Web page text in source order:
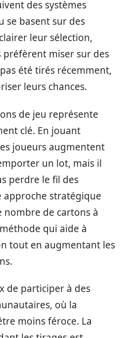
des systèmes
se basent sur des
leur sélection,
préfèrent miser sur des
été tirés récemment,
leurs chances.
de jeu représente
clé. En jouant
joueurs augmentent
un lot, mais il
perdre le fil des
approche stratégique
nombre de cartons à
qui aide à
tout en augmentant les
de participer à des
où la
moins féroce. La